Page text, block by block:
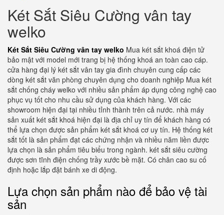
Két Sắt Siêu Cường vân tay
welko
Két Sắt Siêu Cường vân tay welko Mua két sắt khoá điện tử
bảo mật với model mới trang bị hệ thống khoá an toàn cao cáp.
cửa hàng đại lý két sắt vân tay gia đình chuyên cung cấp các
dòng két sắt văn phòng chuyên dụng cho doanh nghiệp Mua két
sắt chống cháy welko với nhiều sản phẩm áp dụng công nghệ cao
phục vụ tốt cho nhu cầu sử dụng của khách hàng. Với các
showroom hiện đại tại nhiều tỉnh thành trên cả nước. nhà máy
sản xuất két sắt khoá hiện đại là địa chỉ uy tín để khách hàng có
thể lựa chọn được sản phẩm két sắt khoá cơ uy tín. Hệ thống két
sắt tốt là sản phẩm đạt các chứng nhận và nhiều năm liền được
lựa chọn là sản phẩm tiêu biểu trong ngành. két sắt siêu cường
được sơn tĩnh điện chống trầy xước bề mặt. Có chân cao su cố
định hoặc lắp đặt bánh xe di động.
Lựa chọn sản phẩm nào để bảo vệ tài
sản